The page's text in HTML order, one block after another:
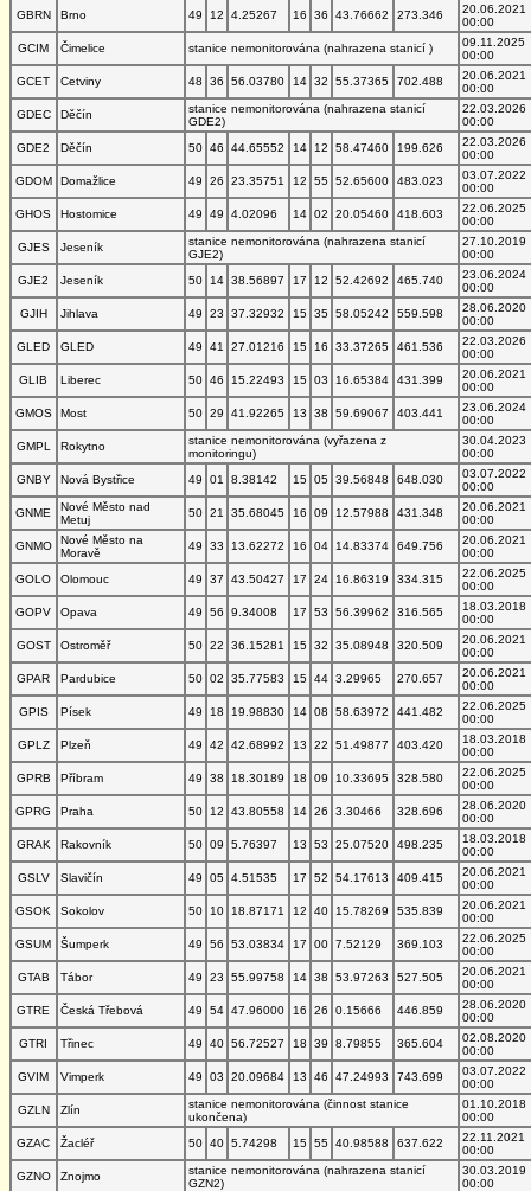
GBRN
Brno 49 12 4.25267 16 36 43.76662 273.346
20.06.2021
00:00
GCIM
Čimelice stanice nemonitorována (nahrazena stanicí )
09.11.2025
00:00
GCET
Cetviny 48 36 56.03780 14 32 55.37365 702.488
20.06.2021
00:00
GDEC
Děčín
stanice nemonitorována (nahrazena stanicí
GDE2)
22.03.2026
00:00
GDE2
Děčín 50 46 44.65552 14 12 58.47460 199.626
22.03.2026
00:00
GDOM
Domažlice 49 26 23.35751 12 55 52.65600 483.023
03.07.2022
00:00
GHOS
Hostomice 49 49 4.02096 14 02 20.05460 418.603
22.06.2025
00:00
GJES
Jeseník
stanice nemonitorována (nahrazena stanicí
GJE2)
27.10.2019
00:00
GJE2
Jeseník 50 14 38.56897 17 12 52.42692 465.740
23.06.2024
00:00
GJIH
Jihlava 49 23 37.32932 15 35 58.05242 559.598
28.06.2020
00:00
GLED
GLED 49 41 27.01216 15 16 33.37265 461.536
22.03.2026
00:00
GLIB
Liberec 50 46 15.22493 15 03 16.65384 431.399
20.06.2021
00:00
GMOS
Most 50 29 41.92265 13 38 59.69067 403.441
23.06.2024
00:00
GMPL
Rokytno
stanice nemonitorována (vyřazena z
monitoringu)
30.04.2023
00:00
GNBY
Nová Bystřice 49 01 8.38142 15 05 39.56848 648.030
03.07.2022
00:00
GNME
Nové Město nad
Metuj
50 21 35.68045 16 09 12.57988 431.348
20.06.2021
00:00
GNMO
Nové Město na
Moravě
49 33 13.62272 16 04 14.83374 649.756
20.06.2021
00:00
GOLO
Olomouc 49 37 43.50427 17 24 16.86319 334.315
22.06.2025
00:00
GOPV
Opava 49 56 9.34008 17 53 56.39962 316.565
18.03.2018
00:00
GOST
Ostroměř 50 22 36.15281 15 32 35.08948 320.509
20.06.2021
00:00
GPAR
Pardubice 50 02 35.77583 15 44 3.29965 270.657
20.06.2021
00:00
GPIS
Písek 49 18 19.98830 14 08 58.63972 441.482
22.06.2025
00:00
GPLZ
Plzeň 49 42 42.68992 13 22 51.49877 403.420
18.03.2018
00:00
GPRB
Příbram 49 38 18.30189 18 09 10.33695 328.580
22.06.2025
00:00
GPRG
Praha 50 12 43.80558 14 26 3.30466 328.696
28.06.2020
00:00
GRAK
Rakovník 50 09 5.76397 13 53 25.07520 498.235
18.03.2018
00:00
GSLV
Slavičín 49 05 4.51535 17 52 54.17613 409.415
20.06.2021
00:00
GSOK
Sokolov 50 10 18.87171 12 40 15.78269 535.839
20.06.2021
00:00
GSUM
Šumperk 49 56 53.03834 17 00 7.52129 369.103
22.06.2025
00:00
GTAB
Tábor 49 23 55.99758 14 38 53.97263 527.505
20.06.2021
00:00
GTRE
Česká Třebová 49 54 47.96000 16 26 0.15666 446.859
28.06.2020
00:00
GTRI
Třinec 49 40 56.72527 18 39 8.79855 365.604
02.08.2020
00:00
GVIM
Vimperk 49 03 20.09684 13 46 47.24993 743.699
03.07.2022
00:00
GZLN
Zlín
stanice nemonitorována (činnost stanice
ukončena)
01.10.2018
00:00
GZAC
Žacléř 50 40 5.74298 15 55 40.98588 637.622
22.11.2021
00:00
GZNO
Znojmo
stanice nemonitorována (nahrazena stanicí
GZN2)
30.03.2019
00:00